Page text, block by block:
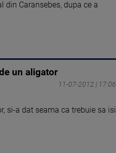
din Caransebes, dupa ce a
un aligator
11-07-2012 | 17:06
si-a dat seama ca trebuie sa isi